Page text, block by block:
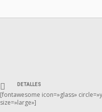
DETALLES
[fontawesome icon=»glass»
size=»large»]